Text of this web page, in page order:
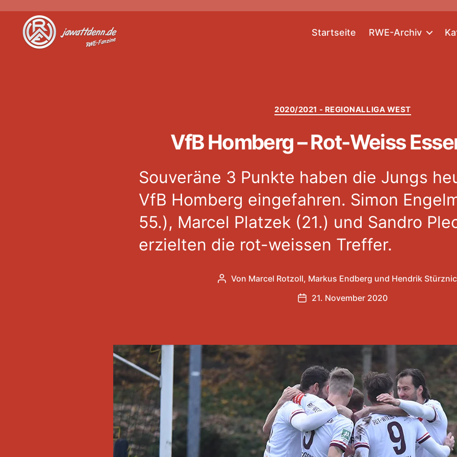
Startseite RWE-Archiv
Kategorien
2020/2021 - REGIONALLIGA WEST
VfB Homberg – Rot-Weiss
Souveräne 3 Punkte haben die Jungs
VfB Homberg eingefahren. Simon
55.), Marcel Platzek (21.) und Sandro
erzielten die rot-weissen Treffer.
Beitragsautor
Von Marcel Rotzoll, Markus Endberg und Hendrik
Veröffentlichungsdatum
21. November 2020